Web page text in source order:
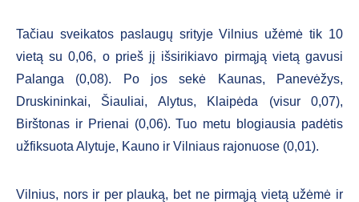
Tačiau sveikatos paslaugų srityje Vilnius užėmė tik 10
vietą su 0,06, o prieš jį išsirikiavo pirmąją vietą gavusi
Palanga (0,08). Po jos sekė Kaunas, Panevėžys,
Druskininkai, Šiauliai, Alytus, Klaipėda (visur 0,07),
Birštonas ir Prienai (0,06). Tuo metu blogiausia padėtis
užfiksuota Alytuje, Kauno ir Vilniaus rajonuose (0,01).
Vilnius, nors ir per plauką, bet ne pirmąją vietą užėmė ir